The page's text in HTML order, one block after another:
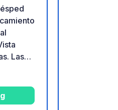
Las
forma
el